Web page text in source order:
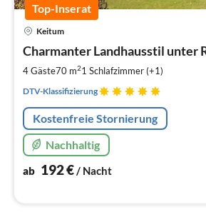
Top-Inserat
Keitum
Charmanter Landhausstil unter
4 Gäste70 m21 Schlafzimmer (+1)
DTV-Klassifizierung
Kostenfreie Stornierung
Nachhaltig
ab 192€/ Nacht